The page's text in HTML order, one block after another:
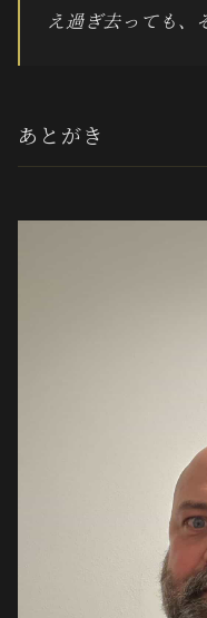
え過ぎ去っても、
あとがき